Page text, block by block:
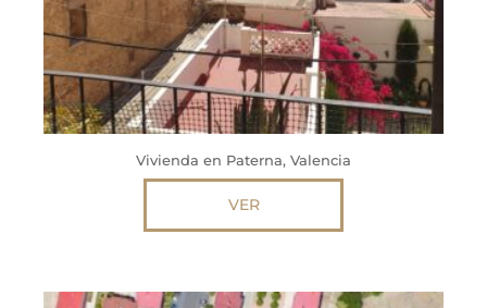
Vivienda en Paterna, Valencia
VER